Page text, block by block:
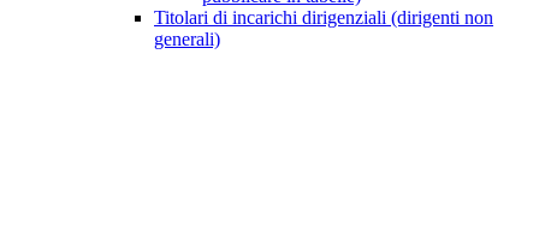
Titolari di incarichi dirigenziali (dirigenti non
generali)